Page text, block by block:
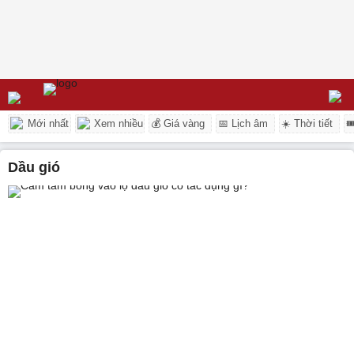
Mới nhất Xem nhiều 💰 Giá vàng 📅 Lịch âm ☀️ Thời tiết
dầu gió